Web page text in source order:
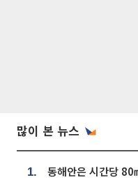
많이 본 뉴스
1.